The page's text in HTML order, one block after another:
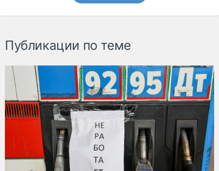
Публикации по теме